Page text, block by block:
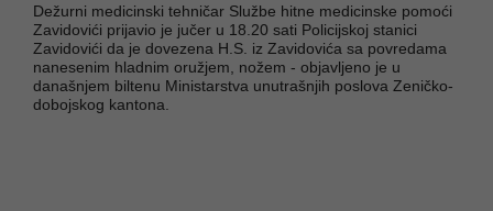
Dežurni medicinski tehničar Službe hitne medicinske pomoći
Zavidovići prijavio je jučer u 18.20 sati Policijskoj stanici
Zavidovići da je dovezena H.S. iz Zavidovića sa povredama
nanesenim hladnim oružjem, nožem - objavljeno je u
današnjem biltenu Ministarstva unutrašnjih poslova Zeničko-
dobojskog kantona.